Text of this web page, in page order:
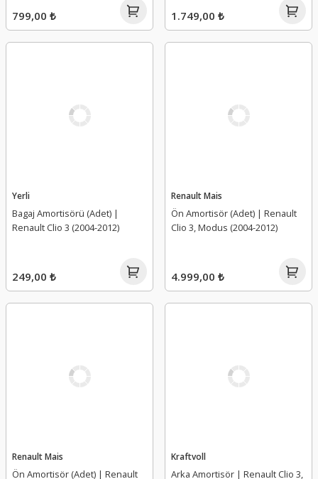
799,00 ₺ 1.749,00 ₺
Yerli
Bagaj Amortisörü (Adet) |
Renault Clio 3 (2004-2012)
249,00 ₺
Renault Mais
Ön Amortisör (Adet) | Renault
Clio 3, Modus (2004-2012)
4.999,00 ₺
Renault Mais
Ön Amortisör (Adet) | Renault
Kraftvoll
Arka Amortisör | Renault Clio 3,